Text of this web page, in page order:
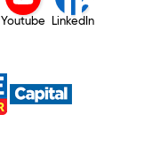
Youtube LinkedIn